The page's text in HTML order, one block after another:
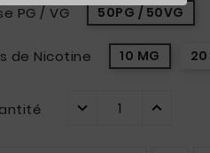
PG / VG 50PG / 50VG
de Nicotine 10 MG 20